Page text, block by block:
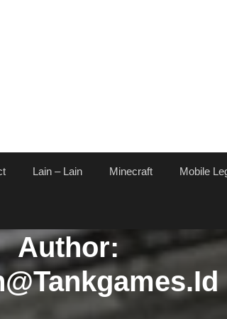
Lain – Lain Minecraft Mobile
Author: